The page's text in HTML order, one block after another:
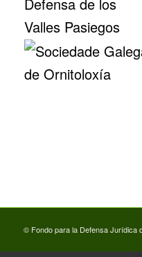
© Fondo para la Defensa Jurídica